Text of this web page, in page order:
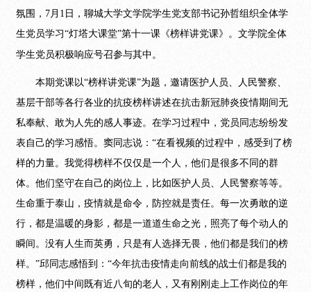
氛围， 7月1日，聊城大学文学院学生党支部书记孙哲组织全体学
生党员学习“灯塔大课堂”第十一课《榜样讲党课》。文学院全体
学生党员积极响应号召参与其中。
本期党课以“榜样讲党课”为题，邀请医护人员、人民警察、
基层干部等各行各业的抗疫榜样讲述在抗击新冠肺炎疫情期间无
私奉献、敢为人先的感人事迹。在学习过程中，党员同志纷纷发
表自己的学习感悟。窦同志说：“在看视频的过程中，感受到了榜
样的力量。我觉得榜样不仅仅是一个人，他们是很多不同的群
体。他们坚守在自己的岗位上，比如医护人员、人民警察等等。
生命重于泰山，疫情就是命令，防控就是责任。每一次勇敢的逆
行，都是温暖的身影，都是一道道生命之光，照亮了每个动人的
瞬间。没有人生而英勇，只是有人选择无畏，他们都是我们的榜
样。”邱同志感悟到：“今年抗击疫情走向前线的战士们都是我的
榜样，他们中间既有近八旬的老人，又有刚刚走上工作岗位的年